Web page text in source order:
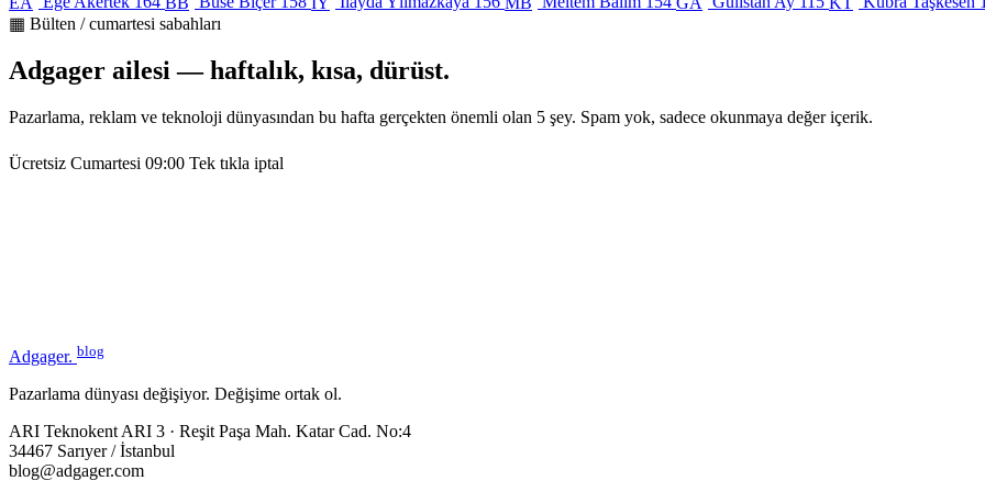
▦ Bülten / cumartesi sabahları
Adgager ailesi — haftalık, kısa, dürüst.
Pazarlama, reklam ve teknoloji dünyasından bu hafta gerçekten önemli olan 5 şey. Spam yok, sadece okunmaya değer içerik.
Ücretsiz Cumartesi 09:00 Tek tıkla iptal
Adgager. blog
Pazarlama dünyası değişiyor. Değişime ortak ol.
ARI Teknokent ARI 3 · Reşit Paşa Mah. Katar Cad. No:4
34467 Sarıyer / İstanbul
blog@adgager.com